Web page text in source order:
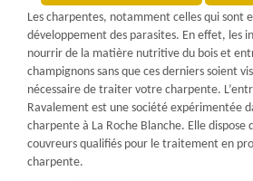
Les charpentes, notamment celles qui sont
développement des parasites. En effet, les
nourrir de la matière nutritive du bois et
champignons sans que ces derniers soient
nécessaire de traiter votre charpente.
Ravalement est une société expérimentée
charpente à La Roche Blanche. Elle dispose
couvreurs qualifiés pour le traitement en
charpente.